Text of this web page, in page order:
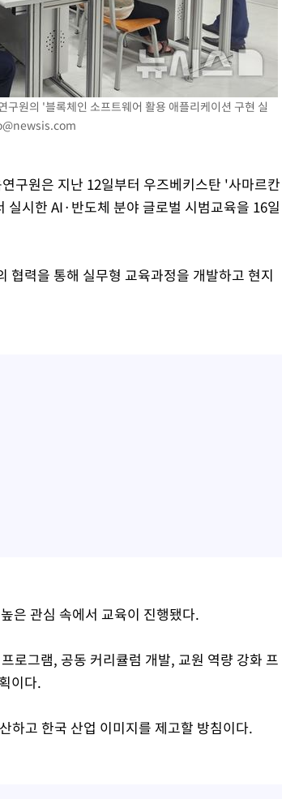
원의 '블록체인 소프트웨어 활용 애플리케이션 구현 실
구원은 지난 12일부터 우즈베키스탄 '사마르칸
시한 AI·반도체 분야 글로벌 시범교육을 16일
협력을 통해 실무형 교육과정을 개발하고 현지
은 관심 속에서 교육이 진행됐다.
로그램, 공동 커리큘럼 개발, 교원 역량 강화 프
이다.
하고 한국 산업 이미지를 제고할 방침이다.